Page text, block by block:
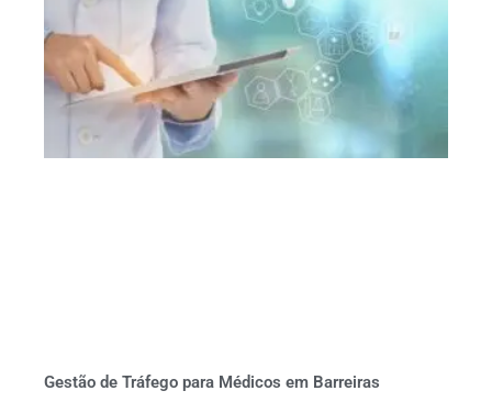
Gestão de Tráfego para Médicos em Barreiras